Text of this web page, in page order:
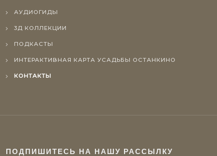
АУДИОГИДЫ
3Д КОЛЛЕКЦИИ
ПОДКАСТЫ
ИНТЕРАКТИВНАЯ КАРТА УСАДЬБЫ ОСТАНКИНО
КОНТАКТЫ
ПОДПИШИТЕСЬ НА НАШУ РАССЫЛКУ